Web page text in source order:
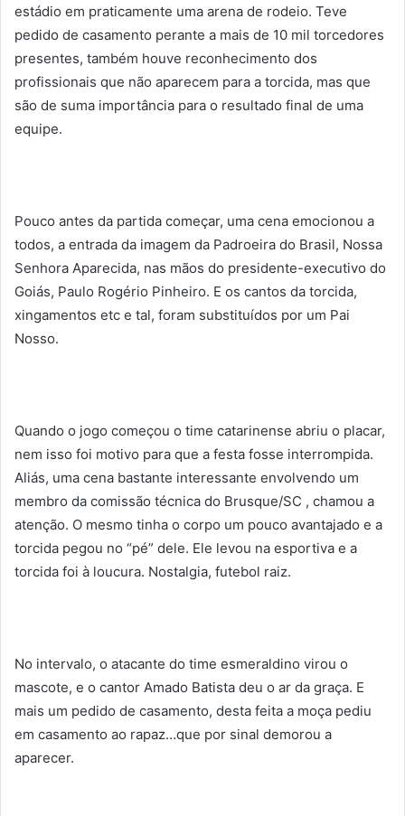
estádio em praticamente uma arena de rodeio. Teve
pedido de casamento perante a mais de 10 mil torcedores
presentes, também houve reconhecimento dos
profissionais que não aparecem para a torcida, mas que
são de suma importância para o resultado final de uma
equipe.
Pouco antes da partida começar, uma cena emocionou a
todos, a entrada da imagem da Padroeira do Brasil, Nossa
Senhora Aparecida, nas mãos do presidente-executivo do
Goiás, Paulo Rogério Pinheiro. E os cantos da torcida,
xingamentos etc e tal, foram substituídos por um Pai
Nosso.
Quando o jogo começou o time catarinense abriu o placar,
nem isso foi motivo para que a festa fosse interrompida.
Aliás, uma cena bastante interessante envolvendo um
membro da comissão técnica do Brusque/SC , chamou a
atenção. O mesmo tinha o corpo um pouco avantajado e a
torcida pegou no “pé” dele. Ele levou na esportiva e a
torcida foi à loucura. Nostalgia, futebol raiz.
No intervalo, o atacante do time esmeraldino virou o
mascote, e o cantor Amado Batista deu o ar da graça. E
mais um pedido de casamento, desta feita a moça pediu
em casamento ao rapaz…que por sinal demorou a
aparecer.